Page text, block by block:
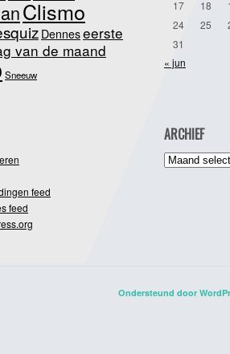
Clismo
Denneseerste
van de maand
Sneeuw
17 18
24
25
31
« jun
feed
feed
ARCHIEF
Archief
Ondersteund door